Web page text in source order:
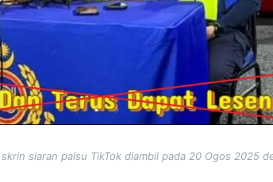
skrin siaran palsu TikTok diambil pada 20 Ogos 2025